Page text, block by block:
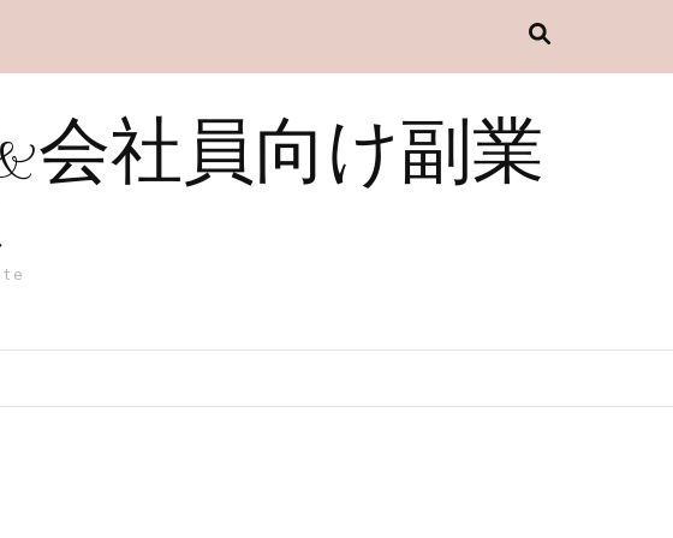
会社員向け副業